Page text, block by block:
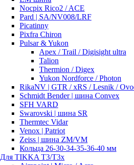
Nocpix Rico2 / ACE
Pard | SA/NV008/LRF
Picatinny
Pixfra Chiron
Pulsar & Yukon
Apex / Trail / Digisight ultra
Talion
Thermion / Digex
Yukon Nordforce / Photon
RikaNV | GTR / xRS / Lesnik /
Schmidt Bender | шина Convex
SFH VARD
Swarovski | шина SR
Thermtec Vidar
Venox | Patriot
Zeiss | шина ZM/VM
Кольца 26-30-34-35-36-40 мм
Для TIKKA T3/T3x